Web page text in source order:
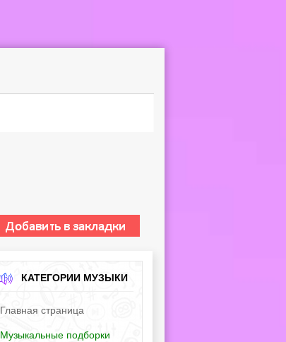
КАТЕГОРИИ МУЗЫКИ
Главная страница
Музыкальные подборки